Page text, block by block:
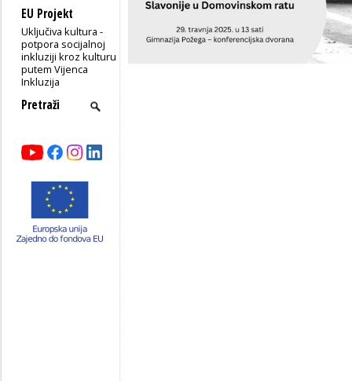
EU Projekt
Uključiva kultura -
potpora socijalnoj
inkluziji kroz kulturu
putem Vijenca
Inkluzija